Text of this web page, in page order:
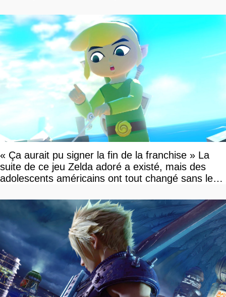
« Ça aurait pu signer la fin de la franchise » La
suite de ce jeu Zelda adoré a existé, mais des
adolescents américains ont tout changé sans le